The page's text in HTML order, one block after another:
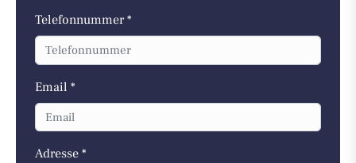
Telefonnummer *
Email *
Adresse *